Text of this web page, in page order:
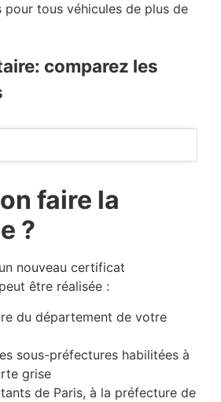
pour tous véhicules de plus de
comparez les
faire la
?
nouveau certificat
être réalisée :
du département de votre
sous-préfectures habilitées à
grise
de Paris, à la préfecture de